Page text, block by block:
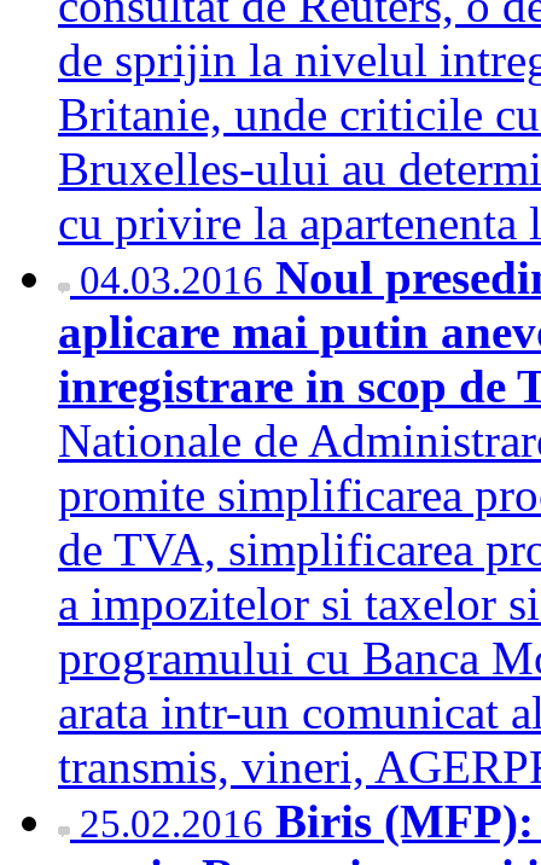
de sprijin la nivelul
Britanie, unde criticile
Bruxelles-ului au
cu privire la
04.03.2016 Noul
aplicare mai putin
inregistrare in scop de
Nationale de
promite simplificarea
de TVA, simplificarea
a impozitelor si taxelor
programului cu Banca
arata intr-un comunicat
transmis, vineri,
25.02.2016 Biris (MFP):